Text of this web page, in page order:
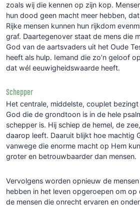
zoals wij die kennen op zijn kop.
hun dood geen macht meer hebben,
Rijke mensen kunnen hun rijkdom
graf. Daartegenover staat de mens die
God van de aartsvaders uit het Oude
heeft als hulp. Iemand die zo’n geloof
dat wél eeuwigheidswaarde heeft.
Schepper
Het centrale, middelste, couplet
God die de grondtoon is in de hele
schepper is. Hij schiep de hemel, de
daarop leeft. Daaruit blijkt hoe machtig
vanwege die enorme macht op Hem
groter en betrouwbaarder dan mensen.
Vervolgens worden opnieuw de
hebben in het leven opgeroepen om
de mensen die onrecht ervaren en